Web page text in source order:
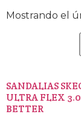
Mostrando el
SANDALIAS
ULTRA FLEX
BETTER